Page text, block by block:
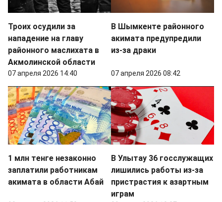
Троих осудили за
нападение на главу
районного маслихата в
Акмолинской области
07 апреля 2026 14:40
В Шымкенте районного
акимата предупредили
из-за драки
07 апреля 2026 08:42
1 млн тенге незаконно
заплатили работникам
акимата в области Абай
В Улытау 36 госслужащих
лишились работы из-за
пристрастия к азартным
играм